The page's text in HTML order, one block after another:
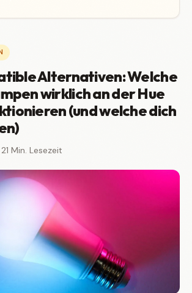
Alternativen: Welche
wirklich an der Hue
(und welche dich
21 Min. Lesezeit